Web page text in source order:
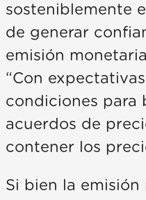
sosteniblemente
de generar
emisión
“Con
condiciones para
acuerdos de
contener los
Si bien la